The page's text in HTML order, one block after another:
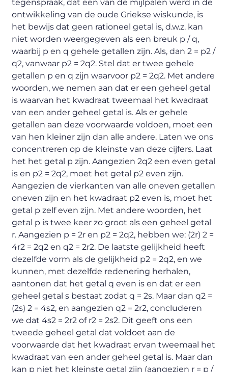
tegenspraak, dat een van de mijlpalen werd in de
ontwikkeling van de oude Griekse wiskunde, is
het bewijs dat geen rationeel getal is, d.w.z. kan
niet worden weergegeven als een breuk p / q,
waarbij p en q gehele getallen zijn. Als, dan 2 = p2 /
q2, vanwaar p2 = 2q2. Stel dat er twee gehele
getallen p en q zijn waarvoor p2 = 2q2. Met andere
woorden, we nemen aan dat er een geheel getal
is waarvan het kwadraat tweemaal het kwadraat
van een ander geheel getal is. Als er gehele
getallen aan deze voorwaarde voldoen, moet een
van hen kleiner zijn dan alle andere. Laten we ons
concentreren op de kleinste van deze cijfers. Laat
het het getal p zijn. Aangezien 2q2 een even getal
is en p2 = 2q2, moet het getal p2 even zijn.
Aangezien de vierkanten van alle oneven getallen
oneven zijn en het kwadraat p2 even is, moet het
getal p zelf even zijn. Met andere woorden, het
getal p is twee keer zo groot als een geheel getal
r. Aangezien p = 2r en p2 = 2q2, hebben we: (2r) 2 =
4r2 = 2q2 en q2 = 2r2. De laatste gelijkheid heeft
dezelfde vorm als de gelijkheid p2 = 2q2, en we
kunnen, met dezelfde redenering herhalen,
aantonen dat het getal q even is en dat er een
geheel getal s bestaat zodat q = 2s. Maar dan q2 =
(2s) 2 = 4s2, en aangezien q2 = 2r2, concluderen
we dat 4s2 = 2r2 of r2 = 2s2. Dit geeft ons een
tweede geheel getal dat voldoet aan de
voorwaarde dat het kwadraat ervan tweemaal het
kwadraat van een ander geheel getal is. Maar dan
kan p niet het kleinste getal zijn (aangezien r = p /